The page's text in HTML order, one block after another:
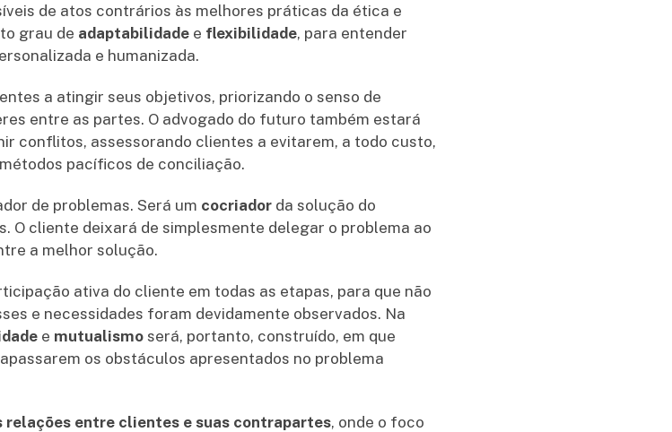
de atos contrários às melhores práticas da ética e
grau de adaptabilidade e flexibilidade, para entender
e humanizada.
a atingir seus objetivos, priorizando o senso de
entre as partes. O advogado do futuro também estará
conflitos, assessorando clientes a evitarem, a todo custo,
pacíficos de conciliação.
de problemas. Será um cocriador da solução do
O cliente deixará de simplesmente delegar o problema ao
a melhor solução.
ativa do cliente em todas as etapas, para que não
e necessidades foram devidamente observados. Na
e mutualismo será, portanto, construído, em que
os obstáculos apresentados no problema
relações entre clientes e suas contrapartes, onde o foco